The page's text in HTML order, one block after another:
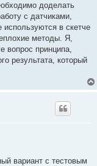
доделать
с датчиками,
в скетче
методы. Я,
вопрос принципа,
результата, который
вариант с тестовым